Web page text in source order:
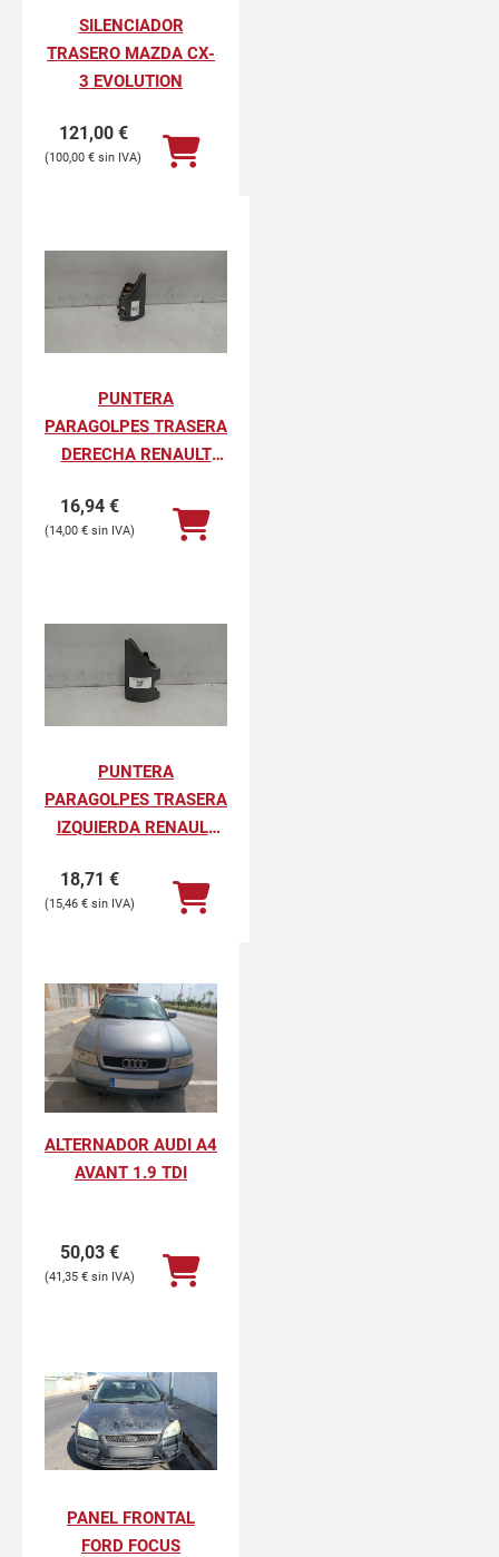
SILENCIADOR
TRASERO MAZDA CX-
3 EVOLUTION
121,00 €
100,00 €
PUNTERA
PARAGOLPES TRASERA
DERECHA RENAULT
PROFESIONAL
16,94 €
14,00 €
PUNTERA
PARAGOLPES TRASERA
IZQUIERDA RENAULT
PROFESIONAL
18,71 €
15,46 €
ALTERNADOR AUDI A4
AVANT 1.9 TDI
50,03 €
41,35 €
PANEL FRONTAL
FORD FOCUS